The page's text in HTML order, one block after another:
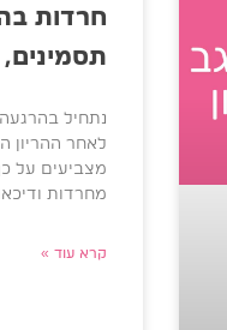
חרדות
נתחיל
לאחר ההריון
מחרדות
קרא עוד »